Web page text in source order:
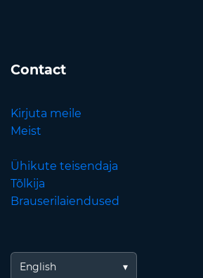
Contact
Kirjuta meile
Meist
Ühikute teisendaja
Tõlkija
Brauserilaiendused
English